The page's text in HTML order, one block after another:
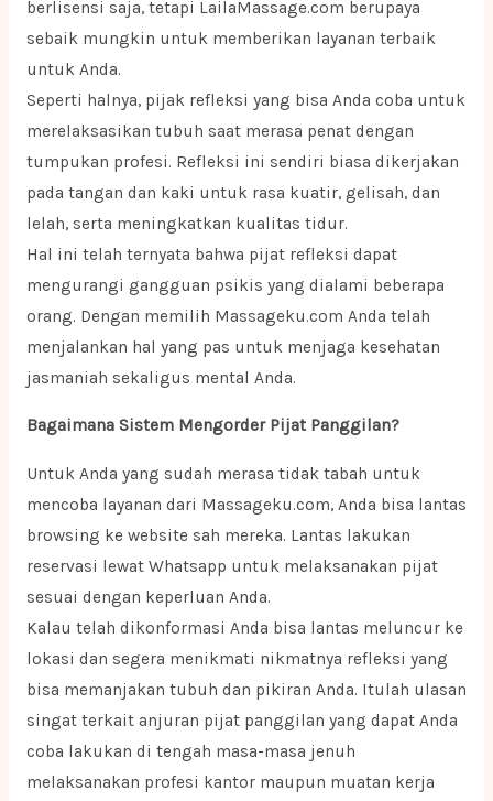
berlisensi saja, tetapi LailaMassage.com berupaya
sebaik mungkin untuk memberikan layanan terbaik
untuk Anda.
Seperti halnya, pijak refleksi yang bisa Anda coba untuk
merelaksasikan tubuh saat merasa penat dengan
tumpukan profesi. Refleksi ini sendiri biasa dikerjakan
pada tangan dan kaki untuk rasa kuatir, gelisah, dan
lelah, serta meningkatkan kualitas tidur.
Hal ini telah ternyata bahwa pijat refleksi dapat
mengurangi gangguan psikis yang dialami beberapa
orang. Dengan memilih Massageku.com Anda telah
menjalankan hal yang pas untuk menjaga kesehatan
jasmaniah sekaligus mental Anda.
Bagaimana Sistem Mengorder Pijat Panggilan?
Untuk Anda yang sudah merasa tidak tabah untuk
mencoba layanan dari Massageku.com, Anda bisa lantas
browsing ke website sah mereka. Lantas lakukan
reservasi lewat Whatsapp untuk melaksanakan pijat
sesuai dengan keperluan Anda.
Kalau telah dikonformasi Anda bisa lantas meluncur ke
lokasi dan segera menikmati nikmatnya refleksi yang
bisa memanjakan tubuh dan pikiran Anda. Itulah ulasan
singat terkait anjuran pijat panggilan yang dapat Anda
coba lakukan di tengah masa-masa jenuh
melaksanakan profesi kantor maupun muatan kerja